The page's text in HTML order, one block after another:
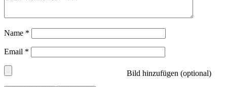
Name *
Email *
Bild hinzufügen (optional)